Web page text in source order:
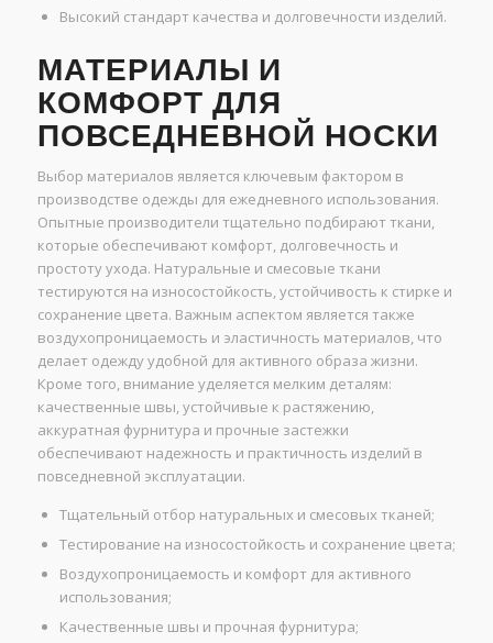
Высокий стандарт качества и долговечности изделий.
МАТЕРИАЛЫ И
КОМФОРТ ДЛЯ
ПОВСЕДНЕВНОЙ НОСКИ
Выбор материалов является ключевым фактором в
производстве одежды для ежедневного использования.
Опытные производители тщательно подбирают ткани,
которые обеспечивают комфорт, долговечность и
простоту ухода. Натуральные и смесовые ткани
тестируются на износостойкость, устойчивость к стирке и
сохранение цвета. Важным аспектом является также
воздухопроницаемость и эластичность материалов, что
делает одежду удобной для активного образа жизни.
Кроме того, внимание уделяется мелким деталям:
качественные швы, устойчивые к растяжению,
аккуратная фурнитура и прочные застежки
обеспечивают надежность и практичность изделий в
повседневной эксплуатации.
Тщательный отбор натуральных и смесовых тканей;
Тестирование на износостойкость и сохранение цвета;
Воздухопроницаемость и комфорт для активного
использования;
Качественные швы и прочная фурнитура;